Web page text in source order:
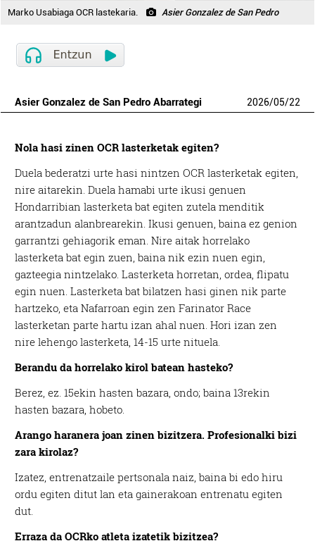
Marko Usabiaga OCR lastekaria. Asier Gonzalez de San Pedro
Asier Gonzalez de San Pedro Abarrategi 2026/05/22
Nola hasi zinen OCR lasterketak egiten?
Duela bederatzi urte hasi nintzen OCR lasterketak egiten,
nire aitarekin. Duela hamabi urte ikusi genuen
Hondarribian lasterketa bat egiten zutela menditik
arantzadun alanbrearekin. Ikusi genuen, baina ez genion
garrantzi gehiagorik eman. Nire aitak horrelako
lasterketa bat egin zuen, baina nik ezin nuen egin,
gazteegia nintzelako. Lasterketa horretan, ordea, flipatu
egin nuen. Lasterketa bat bilatzen hasi ginen nik parte
hartzeko, eta Nafarroan egin zen Farinator Race
lasterketan parte hartu izan ahal nuen. Hori izan zen
nire lehengo lasterketa, 14-15 urte nituela.
Berandu da horrelako kirol batean hasteko?
Berez, ez. 15ekin hasten bazara, ondo; baina 13rekin
hasten bazara, hobeto.
Arango haranera joan zinen bizitzera. Profesionalki bizi
zara kirolaz?
Izatez, entrenatzaile pertsonala naiz, baina bi edo hiru
ordu egiten ditut lan eta gainerakoan entrenatu egiten
dut.
Erraza da OCRko atleta izatetik bizitzea?